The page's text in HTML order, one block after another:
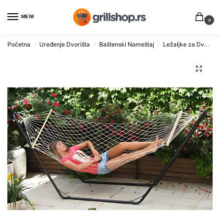
MENI
0
Početna / Uređenje Dvorišta / Baštenski Nameštaj / Ležaljke za Dvorište